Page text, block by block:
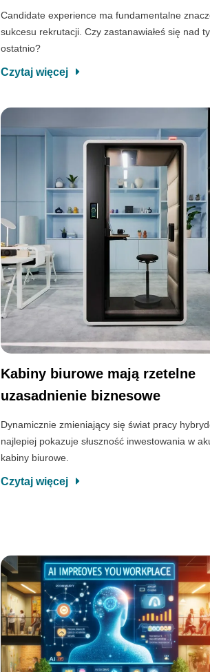
Candidate experience ma fundamentalne
sukcesu rekrutacji. Czy zastanawiałeś się nad
ostatnio?
Czytaj więcej
Kabiny biurowe mają rzetelne
uzasadnienie biznesowe
Dynamicznie zmieniający się świat pracy
najlepiej pokazuje słuszność inwestowania w
kabiny biurowe.
Czytaj więcej